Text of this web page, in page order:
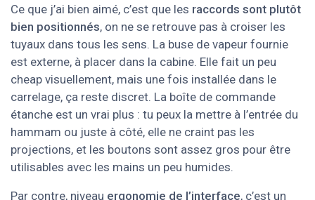
Ce que j’ai bien aimé, c’est que les raccords sont plutôt
bien positionnés, on ne se retrouve pas à croiser les
tuyaux dans tous les sens. La buse de vapeur fournie
est externe, à placer dans la cabine. Elle fait un peu
cheap visuellement, mais une fois installée dans le
carrelage, ça reste discret. La boîte de commande
étanche est un vrai plus : tu peux la mettre à l’entrée du
hammam ou juste à côté, elle ne craint pas les
projections, et les boutons sont assez gros pour être
utilisables avec les mains un peu humides.
Par contre, niveau ergonomie de l’interface, c’est un